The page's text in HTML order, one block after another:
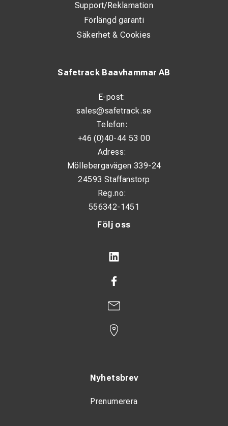
Följ oss
Nyhetsbrev
Prenumerera
Safetrack Baavhammar AB
E-post:
sales@safetrack.se
Telefon:
+46 (0)40-44 53 00
Adress:
Möllebergavägen 339-24
24593 Staffanstorp
Reg.no:
556342-1451
Support/Reklamation
Förlängd garanti
Säkerhet & Cookies